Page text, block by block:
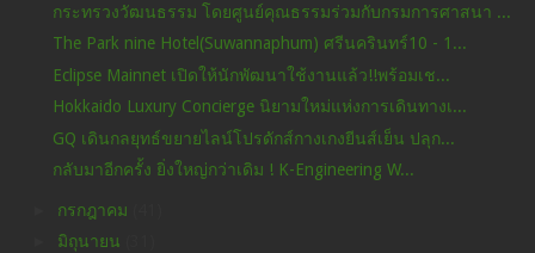
กระทรวงวัฒนธรรม โดยศูนย์คุณธรรมร่วมกับกรมการศาสนา ...
The Park nine Hotel(Suwannaphum) ศรีนครินทร์10 - 1...
Eclipse Mainnet เปิดให้นักพัฒนาใช้งานแล้ว!!พร้อมเช...
Hokkaido Luxury Concierge นิยามใหม่แห่งการเดินทางเ...
GQ เดินกลยุทธ์ขยายไลน์โปรดักส์กางเกงยีนส์เย็น ปลุก...
กลับมาอีกครั้ง ยิ่งใหญ่กว่าเดิม ! K-Engineering W...
กรกฎาคม
มิถุนายน